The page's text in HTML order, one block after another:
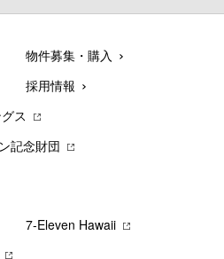
物件募集・購入
採用情報
ス
記念財団
7‐Eleven Hawaii